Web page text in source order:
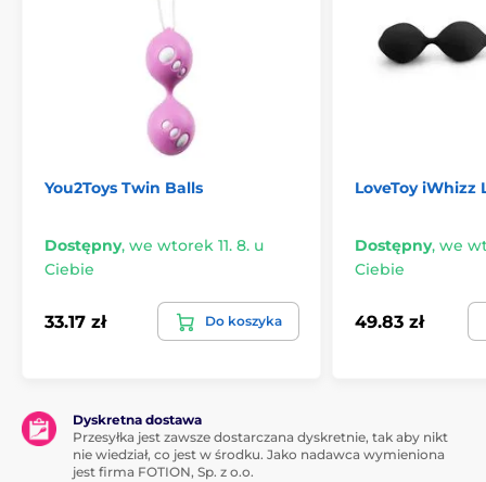
You2Toys Twin Balls
Dostępny, we wtorek 11. 8. u
Ciebie
33.17 zł Do koszyka
LoveToy iWhizz
Dostępny, we
Ciebie
49.83 zł
Dyskretna dostawa
Przesyłka jest zawsze dostarczana dyskretnie, tak aby nikt
nie wiedział, co jest w środku. Jako nadawca wymieniona
jest firma FOTION, Sp. z o.o.